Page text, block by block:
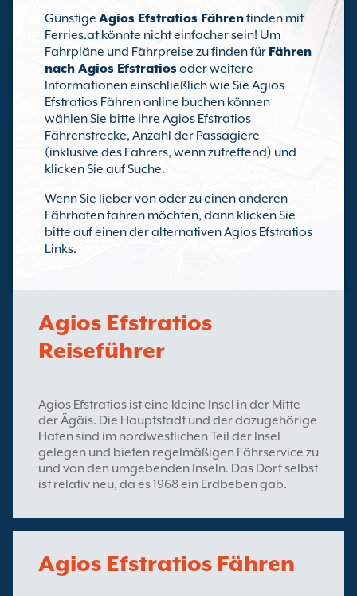
Günstige Agios Efstratios Fährenfinden mit
Ferries.at könnte nicht einfacher sein! Um
Fahrpläne und Fährpreise zu finden für Fähren
nach Agios Efstratios oder weitere
Informationen einschließlich wie Sie Agios
Efstratios Fähren online buchen können
wählen Sie bitte Ihre Agios Efstratios
Fährenstrecke, Anzahl der Passagiere
(inklusive des Fahrers, wenn zutreffend) und
klicken Sie auf Suche.
Wenn Sie lieber von oder zu einen anderen
Fährhafen fahren möchten, dann klicken Sie
bitte auf einen der alternativen Agios Efstratios
Links.
Agios Efstratios
Reiseführer
Agios Efstratios ist eine kleine Insel in der Mitte
der Ägäis. Die Hauptstadt und der dazugehörige
Hafen sind im nordwestlichen Teil der Insel
gelegen und bieten regelmäßigen Fährservice zu
und von den umgebenden Inseln. Das Dorf selbst
ist relativ neu, da es 1968 ein Erdbeben gab.
Agios Efstratios Fähren